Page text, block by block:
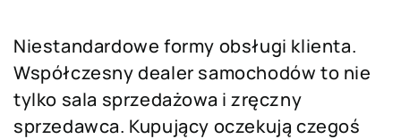
Niestandardowe formy obsługi klienta.
Współczesny dealer samochodów to nie
tylko sala sprzedażowa i zręczny
sprzedawca. Kupujący oczekują czegoś